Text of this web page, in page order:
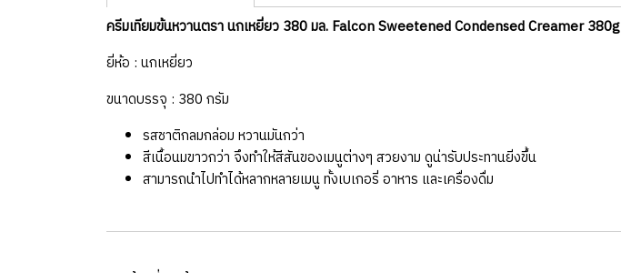
ครีมเทียมข้นหวานตรา นกเหยี่ยว 380 มล. Falcon Sweetened Condensed Creamer 380g
ยี่ห้อ : นกเหยี่ยว
ขนาดบรรจุ : 380 กรัม
รสชาติกลมกล่อม หวานมันกว่า
สีเนื้อนมขาวกว่า จึงทำให้สีสันของเมนูต่างๆ สวยงาม ดูน่ารับประทานยิ่งขึ้น
สามารถนำไปทำได้หลากหลายเมนู ทั้งเบเกอรี่ อาหาร และเครื่องดื่ม